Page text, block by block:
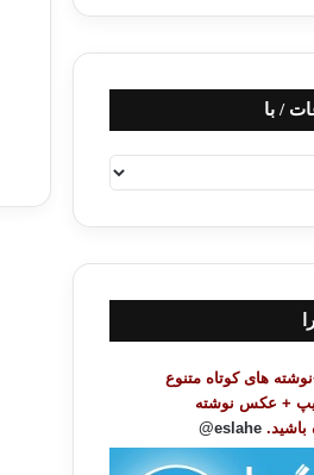
/ با
های کوتاه متنوع
+ عکس نوشته
باشید. eslahe@